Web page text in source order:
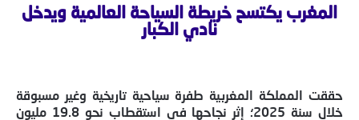
المغرب يكتسح خريطة السياحة العالمية ويدخل
نادي الكبار
حققت المملكة المغربية طفرة سياحية تاريخية وغير مسبوقة
خلال سنة 2025؛ إثر نجاحها في استقطاب نحو 19.8 مليون